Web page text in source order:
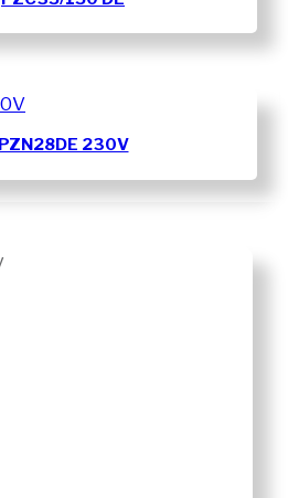
PZN28DE 230V